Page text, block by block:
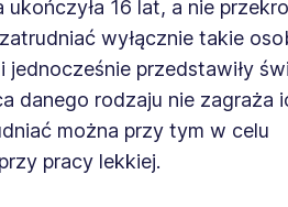
16 lat, a nie
wyłącznie takie
jednocześnie przedstawiły
danego rodzaju nie zagraża
można przy tym w celu
pracy lekkiej.